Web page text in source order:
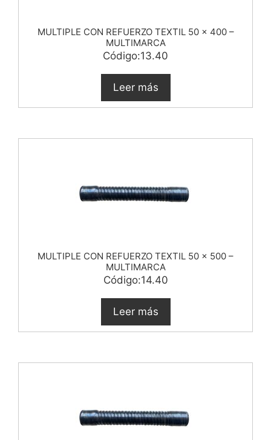
MULTIPLE CON REFUERZO TEXTIL 50 x 400 –
MULTIMARCA
Código:13.40
Leer más
MULTIPLE CON REFUERZO TEXTIL 50 x 500 –
MULTIMARCA
Código:14.40
Leer más